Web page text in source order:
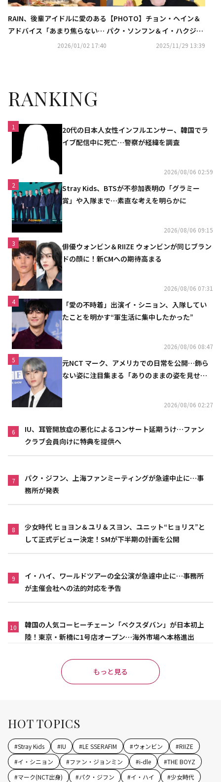
RAIN、後輩アイドルに愛のある
アドバイス「あまり焦らない
で」（動画あり）2026/01/02 17:40
【PHOTO】チョン・ヘイン＆
パク・ソンフン＆イ・ハクジュ
ら、映画「情報員」VIP試写会
2025/11/29 13:39
RANKING
1
20代の日本人女性インフルエンサー、韓国でラ
イブ配信中に死亡…警察が経緯を調査
2026/08/06 02:59
2
Stray Kids、BTSが不参加表明の「グラミー
賞」や入隊まで…素直な考えを明らかに
2026/08/06 09:15
3
俳優ウォンビン＆RIIZE ウォンビンが同じブラン
ドの顔に！新CMへの期待高まる
2026/08/06 07:31
4
「愛の不時着」出演イ・シニョン、入隊してい
たことを明かす“軍生活に集中したかった”
2026/08/06 08:47
5
元NCT マーク、アメリカでの日常を公開…飾ら
ない姿に注目集まる「ありのままの姿を見せた
2026/08/06 02:27
6
IU、耳管開放症の悪化によるコンサート延期うけ…ファン
クラブ会員向けに特典を提供へ
7
パク・ジフン、上海ファンミーティングが急遽中止に…事
務所が発表
8
少女時代 ヒョヨン＆ユリ＆スヨン、ユニット“ヒョリス”と
して正式デビュー決定！SMが下半期の計画を公開
9
イ・ハイ、ワールドツアーの全公演が急遽中止に…事務所
が主催会社への法的対応を予告
10
韓国の人気コーヒーチェーン「ペクスダバン」が日本初上
陸！東京・新橋に1号店オープン…海外市場へ本格進出
もっと見る
HOT TOPICS
#Stray Kids #IU #LE SSERAFIM #ウォンビン #RIIZE
#イ・シニョン #ファン・ジョンミン #i-dle #THE BOYZ
#マーク(NCT出身) #パク・ジフン #イ・ハイ #少女時代